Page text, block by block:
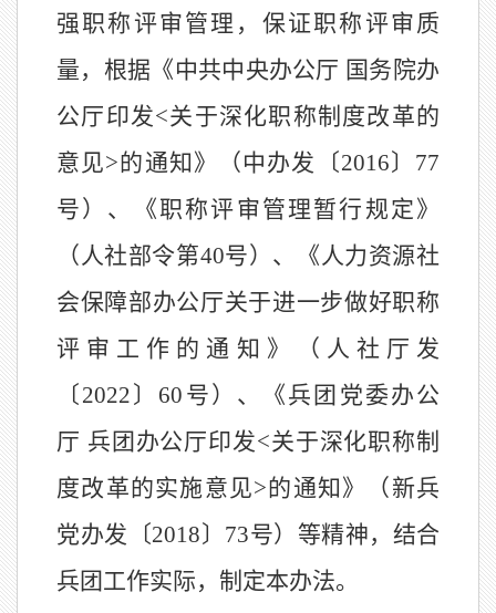
强职称评审管理，保证职称评审质
量，根据《中共中央办公厅 国务院办
公厅印发<关于深化职称制度改革的
意见>的通知》 （ 中办发〔2016〕 77
号 ）、
《职称评审管理暂行规定》
（人社部令第40号） 、
《人力资源社
会保障部办公厅关于进一步做好职称
评审工作的通知》（人社厅发
〔 2022 〕 60 号 ）、《兵团党委办公
厅 兵团办公厅印发<关于深化职称制
度改革的实施意见>的通知》（新兵
党办发 〔2018〕 73号）等精神，结合
兵团工作实际，制定本办法。